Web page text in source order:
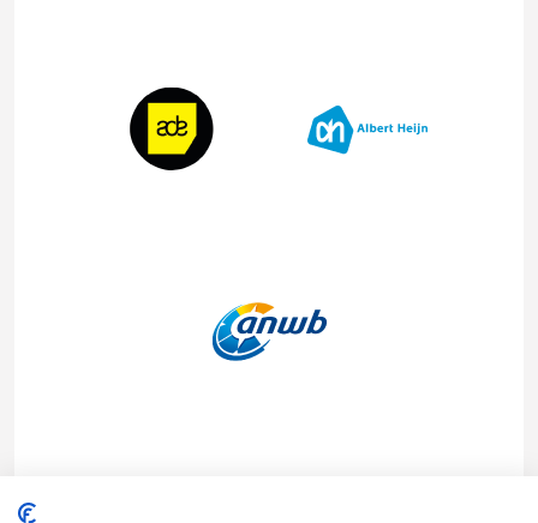
mooiste bedrijven van de Benelux. Hoe kunnen we u van dienst